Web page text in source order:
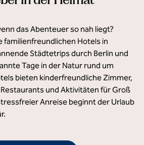
das Abenteuer so nah liegt?
familienfreundlichen Hotels in
Städtetrips durch Berlin und
Tage in der Natur rund um
bieten kinderfreundliche Zimmer,
und Aktivitäten für Groß
Anreise beginnt der Urlaub